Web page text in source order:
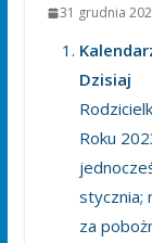
31 grudnia
Dzisiaj
Roku
stycznia;
za